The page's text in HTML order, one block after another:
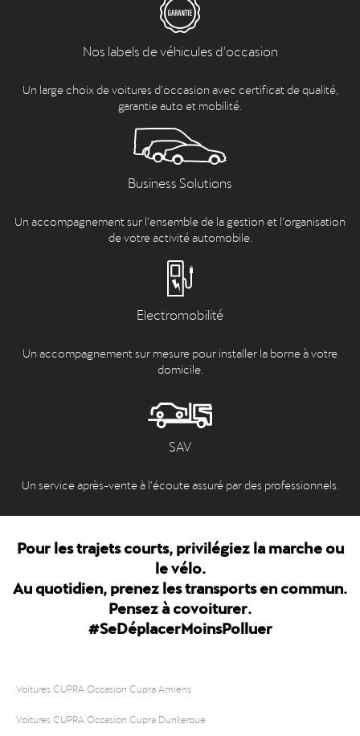
Nos labels de véhicules d'occasion
Un large choix de voitures d’occasion avec certificat de qualité,
garantie auto et mobilité.
Business Solutions
Un accompagnement sur l’ensemble de la gestion et l’organisation
de votre activité automobile.
Electromobilité
Un accompagnement sur mesure pour installer la borne à votre
domicile.
SAV
Un service après-vente à l’écoute assuré par des professionnels.
Pour les trajets courts, privilégiez la marche ou
le vélo.
Au quotidien, prenez les transports en commun.
Pensez à covoiturer.
#SeDéplacerMoinsPolluer
Voitures CUPRA Occasion Cupra Amiens
Voitures CUPRA Occasion Cupra Dunkerque